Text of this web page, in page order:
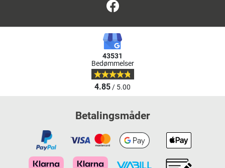
43531
Bedømmelser
4.85/ 5.00
Betalingsmåder